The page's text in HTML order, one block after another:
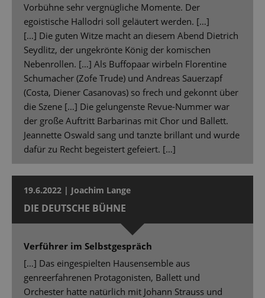
Vorbühne sehr vergnügliche Momente. Der
egoistische Hallodri soll geläutert werden. […]
[…] Die guten Witze macht an diesem Abend Dietrich
Seydlitz, der ungekrönte König der komischen
Nebenrollen. […] Als Buffopaar wirbeln Florentine
Schumacher (Zofe Trude) und Andreas Sauerzapf
(Costa, Diener Casanovas) so frech und gekonnt über
die Szene […] Die gelungenste Revue-Nummer war
der große Auftritt Barbarinas mit Chor und Ballett.
Jeannette Oswald sang und tanzte brillant und wurde
dafür zu Recht begeistert gefeiert. […]
19.6.2022 | Joachim Lange
DIE DEUTSCHE BÜHNE
Verführer im Selbstgespräch
[…] Das eingespielten Hausensemble aus
genreerfahrenen Protagonisten, Ballett und
Orchester hatte natürlich mit Johann Strauss und